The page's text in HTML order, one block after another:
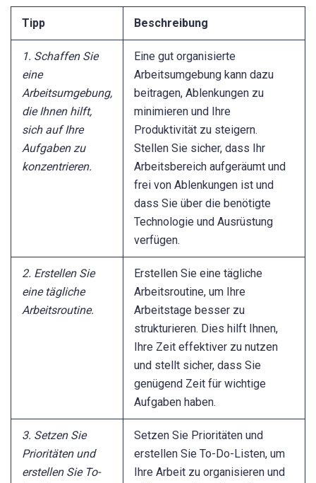
Tipp Beschreibung
1. Schaffen Sie
eine
Arbeitsumgebung,
die Ihnen hilft,
sich auf Ihre
Aufgaben zu
konzentrieren.
Eine gut organisierte
Arbeitsumgebung kann dazu
beitragen, Ablenkungen zu
minimieren und Ihre
Produktivität zu steigern.
Stellen Sie sicher, dass Ihr
Arbeitsbereich aufgeräumt und
frei von Ablenkungen ist und
dass Sie über die benötigte
Technologie und Ausrüstung
verfügen.
2. Erstellen Sie
eine tägliche
Arbeitsroutine.
Erstellen Sie eine tägliche
Arbeitsroutine, um Ihre
Arbeitstage besser zu
strukturieren. Dies hilft Ihnen,
Ihre Zeit effektiver zu nutzen
und stellt sicher, dass Sie
genügend Zeit für wichtige
Aufgaben haben.
3. Setzen Sie
Prioritäten und
erstellen Sie To-
Setzen Sie Prioritäten und
erstellen Sie To-Do-Listen, um
Ihre Arbeit zu organisieren und